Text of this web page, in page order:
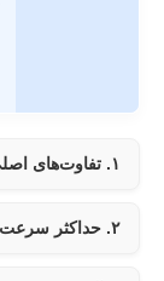
۱. تفاوت‌های اصلی بین X2D و X1C چیست؟
۲. حداکثر سرعت و شتاب پرینت در X2D چقدر است؟